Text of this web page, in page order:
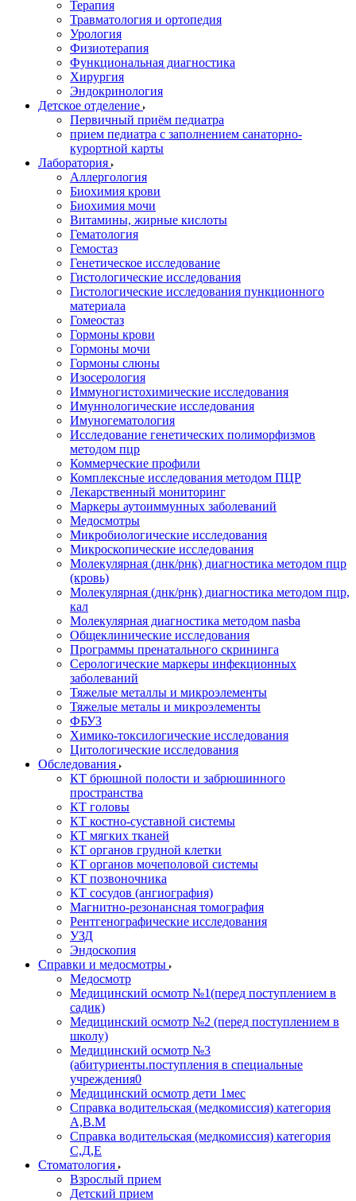
Терапия
Травматология и ортопедия
Урология
Физиотерапия
Функциональная диагностика
Хирургия
Эндокринология
Детское отделение
Первичный приём педиатра
прием педиатра с заполнением санаторно-
курортной карты
Лаборатория
Аллергология
Биохимия крови
Биохимия мочи
Витамины, жирные кислоты
Гематология
Гемостаз
Генетическое исследование
Гистологические исследования
Гистологические исследования пункционного
материала
Гомеостаз
Гормоны крови
Гормоны мочи
Гормоны слюны
Изосерология
Иммуногистохимические исследования
Имуннологические исследования
Имуногематология
Исследование генетических полиморфизмов
методом пцр
Коммерческие профили
Комплексные исследования методом ПЦР
Лекарственный мониторинг
Маркеры аутоиммунных заболеваний
Медосмотры
Микробиологические исследования
Микроскопические исследования
Молекулярная (днк/рнк) диагностика методом пцр
(кровь)
Молекулярная (днк/рнк) диагностика методом пцр,
кал
Молекулярная диагностика методом nasba
Общеклинические исследования
Программы пренатального скрининга
Серологические маркеры инфекционных
заболеваний
Тяжелые металлы и микроэлементы
Тяжелые металы и микроэлементы
ФБУЗ
Химико-токсилогические исследования
Цитологические исследования
Обследования
КТ брюшной полости и забрюшинного
пространства
КТ головы
КТ костно-суставной системы
КТ мягких тканей
КТ органов грудной клетки
КТ органов мочеполовой системы
КТ позвоночника
КТ сосудов (ангиография)
Магнитно-резонансная томография
Рентгенографические исследования
УЗД
Эндоскопия
Справки и медосмотры
Медосмотр
Медицинский осмотр №1(перед поступлением в
садик)
Медицинский осмотр №2 (перед поступлением в
школу)
Медицинский осмотр №3
(абитуриенты.поступления в специальные
учреждения0
Медицинский осмотр дети 1мес
Справка водительская (медкомиссия) категория
А,В.М
Справка водительская (медкомиссия) категория
С,Д,Е
Стоматология
Взрослый прием
Детский прием